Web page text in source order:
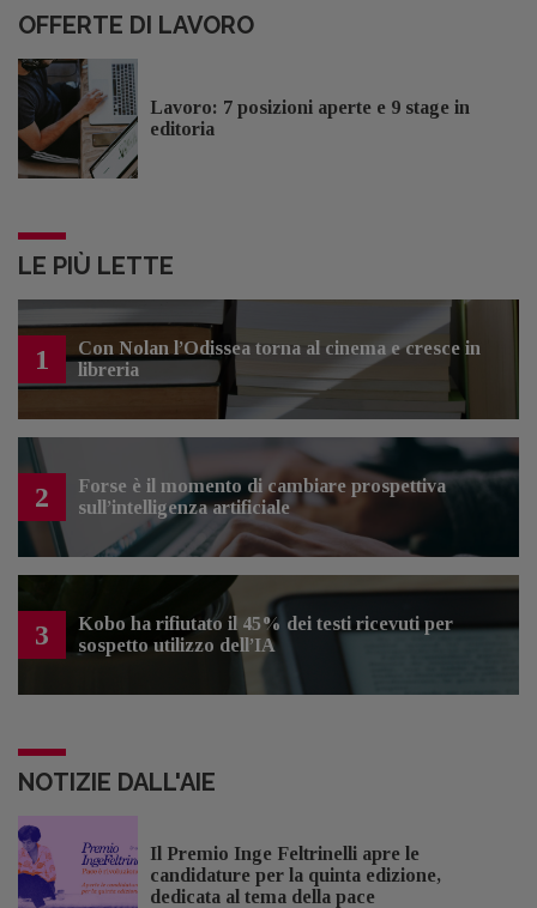
OFFERTE DI LAVORO
Lavoro: 7 posizioni aperte e 9 stage in
editoria
LE PIÙ LETTE
1
Con Nolan l’Odissea torna al cinema e cresce in
libreria
2
Forse è il momento di cambiare prospettiva
sull’intelligenza artificiale
3
Kobo ha rifiutato il 45% dei testi ricevuti per
sospetto utilizzo dell’IA
NOTIZIE DALL'AIE
Il Premio Inge Feltrinelli apre le
candidature per la quinta edizione,
dedicata al tema della pace